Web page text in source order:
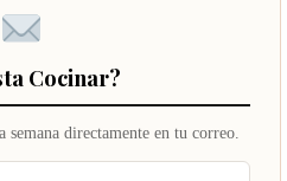
Cocinar?
semana directamente en tu correo.